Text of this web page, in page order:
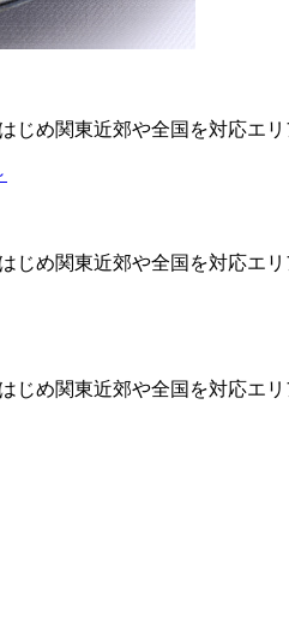
じめ関東近郊や全国を対応エ
じめ関東近郊や全国を対応エ
じめ関東近郊や全国を対応エ